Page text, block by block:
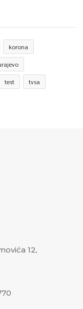
korona
test tvsa
12,